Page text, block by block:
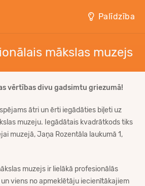
Palīdzība
mākslas muzejs
vērtības divu gadsimtu griezumā!
ātri un ērti iegādāties biļeti uz
muzeju. Iegādātais kvadrātkods tiks
muzejā, Jaņa Rozentāla laukumā 1,
muzejs ir lielākā profesionālās
viens no apmeklētāju iecienītākajiem